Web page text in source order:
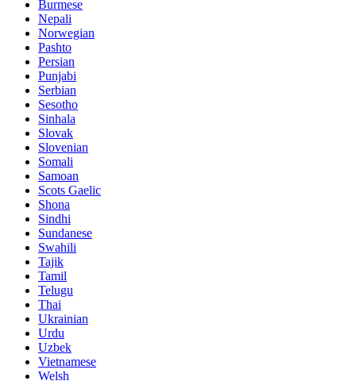
Burmese
Nepali
Norwegian
Pashto
Persian
Punjabi
Serbian
Sesotho
Sinhala
Slovak
Slovenian
Somali
Samoan
Scots Gaelic
Shona
Sindhi
Sundanese
Swahili
Tajik
Tamil
Telugu
Thai
Ukrainian
Urdu
Uzbek
Vietnamese
Welsh